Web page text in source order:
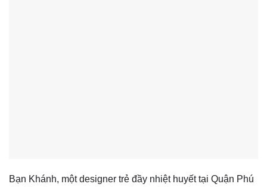
Bạn Khánh, một designer trẻ đầy nhiệt huyết tại Quận Phú